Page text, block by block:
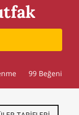
99 Beğeni